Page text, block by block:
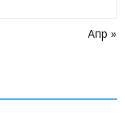
Апр »